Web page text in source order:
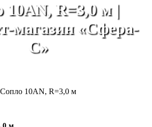
10AN, R=3,0 м |
магазин «Сфера-
С»
10AN, R=3,0 м
м